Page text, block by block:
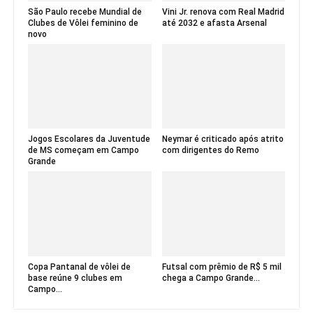
São Paulo recebe Mundial de
Clubes de Vôlei feminino de
novo
Vini Jr. renova com Real Madrid
até 2032 e afasta Arsenal
Jogos Escolares da Juventude
de MS começam em Campo
Grande
Neymar é criticado após atrito
com dirigentes do Remo
Copa Pantanal de vôlei de
base reúne 9 clubes em
Campo...
Futsal com prêmio de R$ 5 mil
chega a Campo Grande...